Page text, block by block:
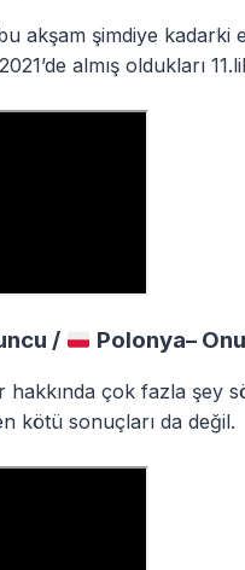
akşam şimdiye kadarki
almış oldukları
/ Polonya–
hakkında çok fazla şey
kötü sonuçları da değil.